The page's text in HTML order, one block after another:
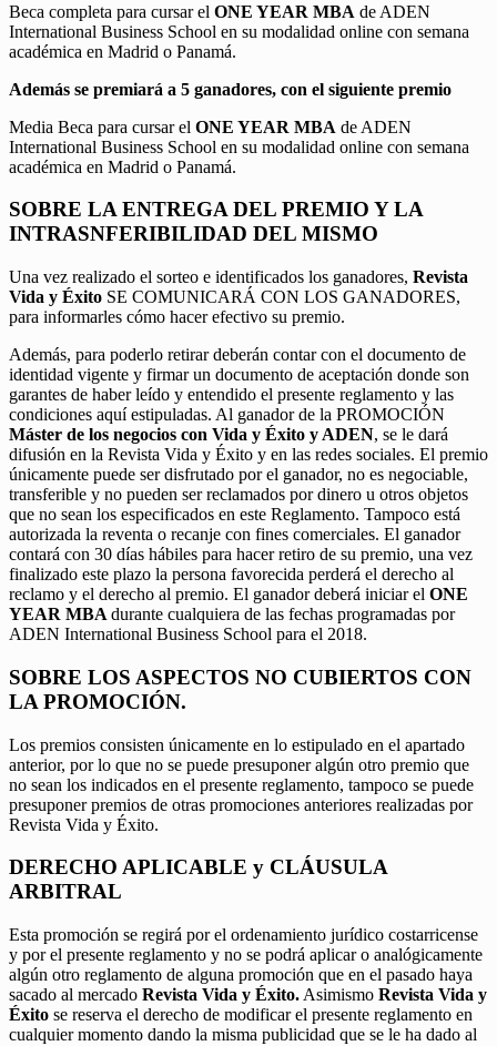
Beca completa para cursar el ONE YEAR MBA de ADEN
International Business School en su modalidad online con semana
académica en Madrid o Panamá.
Además se premiará a 5 ganadores, con el siguiente premio
Media Beca para cursar el ONE YEAR MBA de ADEN
International Business School en su modalidad online con semana
académica en Madrid o Panamá.
SOBRE LA ENTREGA DEL PREMIO Y LA
INTRASNFERIBILIDAD DEL MISMO
Una vez realizado el sorteo e identificados los ganadores, Revista
Vida y Éxito SE COMUNICARÁ CON LOS GANADORES,
para informarles cómo hacer efectivo su premio.
Además, para poderlo retirar deberán contar con el documento de
identidad vigente y firmar un documento de aceptación donde son
garantes de haber leído y entendido el presente reglamento y las
condiciones aquí estipuladas. Al ganador de la PROMOCIÓN
Máster de los negocios con Vida y Éxito y ADEN, se le dará
difusión en la Revista Vida y Éxito y en las redes sociales. El premio
únicamente puede ser disfrutado por el ganador, no es negociable,
transferible y no pueden ser reclamados por dinero u otros objetos
que no sean los especificados en este Reglamento. Tampoco está
autorizada la reventa o recanje con fines comerciales. El ganador
contará con 30 días hábiles para hacer retiro de su premio, una vez
finalizado este plazo la persona favorecida perderá el derecho al
reclamo y el derecho al premio. El ganador deberá iniciar el ONE
YEAR MBA durante cualquiera de las fechas programadas por
ADEN International Business School para el 2018.
SOBRE LOS ASPECTOS NO CUBIERTOS CON
LA PROMOCIÓN.
Los premios consisten únicamente en lo estipulado en el apartado
anterior, por lo que no se puede presuponer algún otro premio que
no sean los indicados en el presente reglamento, tampoco se puede
presuponer premios de otras promociones anteriores realizadas por
Revista Vida y Éxito.
DERECHO APLICABLE y CLÁUSULA
ARBITRAL
Esta promoción se regirá por el ordenamiento jurídico costarricense
y por el presente reglamento y no se podrá aplicar o analógicamente
algún otro reglamento de alguna promoción que en el pasado haya
sacado al mercado Revista Vida y Éxito. Asimismo Revista Vida y
Éxito se reserva el derecho de modificar el presente reglamento en
cualquier momento dando la misma publicidad que se le ha dado al